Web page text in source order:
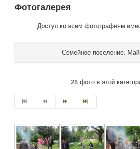
Фотогалерея
Доступ ко всем фотографиям
Семейное поселение.
28 фото в этой